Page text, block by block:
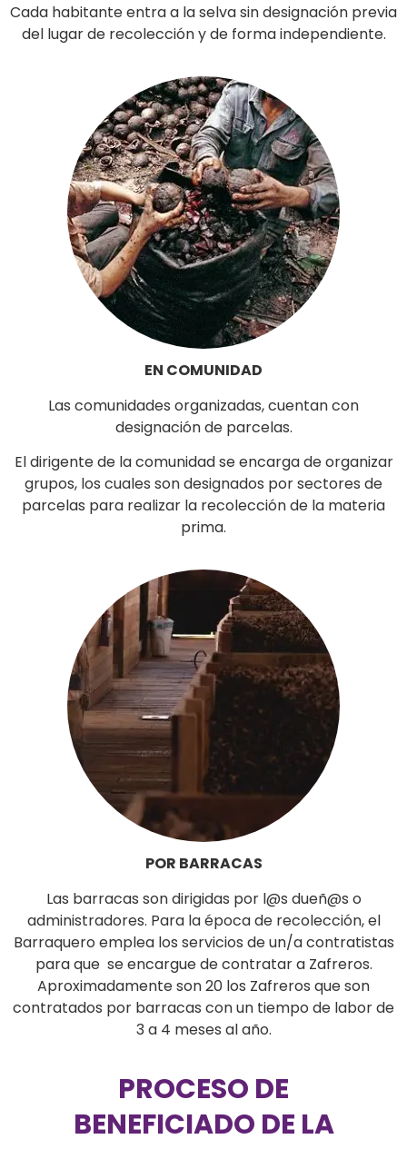
Cada habitante entra a la selva sin designación previa
del lugar de recolección y de forma independiente.
EN COMUNIDAD
Las comunidades organizadas, cuentan con
designación de parcelas.
El dirigente de la comunidad se encarga de organizar
grupos, los cuales son designados por sectores de
parcelas para realizar la recolección de la materia
prima.
POR BARRACAS
Las barracas son dirigidas por l@s dueñ@s o
administradores. Para la época de recolección, el
Barraquero emplea los servicios de un/a contratistas
para que se encargue de contratar a Zafreros.
Aproximadamente son 20 los Zafreros que son
contratados por barracas con un tiempo de labor de
3 a 4 meses al año.
PROCESO DE
BENEFICIADO DE LA